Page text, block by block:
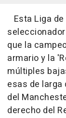
Esta Liga
que la
armario y la
múltiples
esas de larga
del
derecho del